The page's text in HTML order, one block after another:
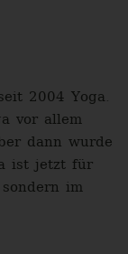
2004 Yoga.
vor allem
dann wurde
ist jetzt für
im